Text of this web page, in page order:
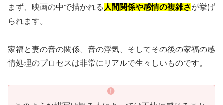
まず、映画の中で描かれる 人間関係や感情の複雑さが挙げ
られます。
家福と妻の音の関係、音の浮気、そしてその後の家福の感
情処理のプロセスは非常にリアルで生々しいものです。